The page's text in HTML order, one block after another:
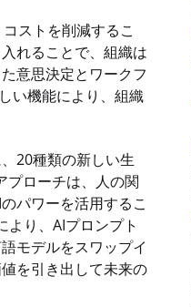
ストを削減するこ
れることで、組織は
意思決定とワークフ
い機能により、組織
20種類の新しい生
プローチは、人の関
パワーを活用するこ
り、AIプロンプト
モデルをスワップイ
を引き出して未来の